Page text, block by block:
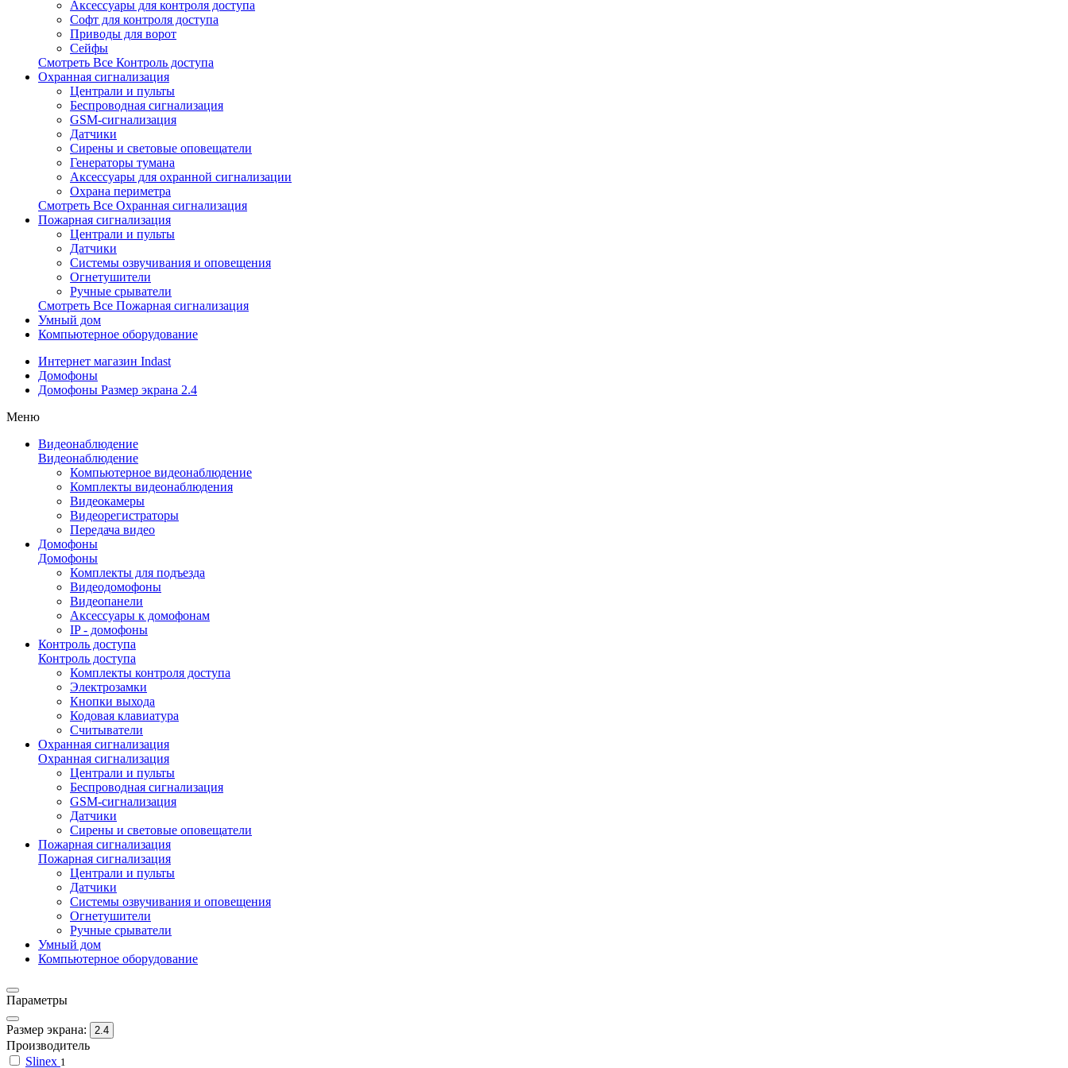
Аксессуары для контроля доступа
Софт для контроля доступа
Приводы для ворот
Сейфы
Смотреть Все Контроль доступа
Охранная сигнализация
Централи и пульты
Беспроводная сигнализация
GSM-сигнализация
Датчики
Сирены и световые оповещатели
Генераторы тумана
Аксессуары для охранной сигнализации
Охрана периметра
Смотреть Все Охранная сигнализация
Пожарная сигнализация
Централи и пульты
Датчики
Системы озвучивания и оповещения
Огнетушители
Ручные срыватели
Смотреть Все Пожарная сигнализация
Умный дом
Компьютерное оборудование
Интернет магазин Indast
Домофоны
Домофоны Размер экрана 2.4
Меню
Видеонаблюдение
Видеонаблюдение
Компьютерное видеонаблюдение
Комплекты видеонаблюдения
Видеокамеры
Видеорегистраторы
Передача видео
Домофоны
Домофоны
Комплекты для подъезда
Видеодомофоны
Видеопанели
Аксессуары к домофонам
IP - домофоны
Контроль доступа
Контроль доступа
Комплекты контроля доступа
Электрозамки
Кнопки выхода
Кодовая клавиатура
Считыватели
Охранная сигнализация
Охранная сигнализация
Централи и пульты
Беспроводная сигнализация
GSM-сигнализация
Датчики
Сирены и световые оповещатели
Пожарная сигнализация
Пожарная сигнализация
Централи и пульты
Датчики
Системы озвучивания и оповещения
Огнетушители
Ручные срыватели
Умный дом
Компьютерное оборудование
Параметры
Размер экрана: 2.4
Производитель
Slinex 1